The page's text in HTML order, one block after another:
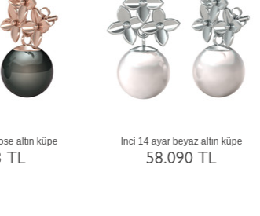
Siyah inci 14 ayar altın küpe Pembe inci 18